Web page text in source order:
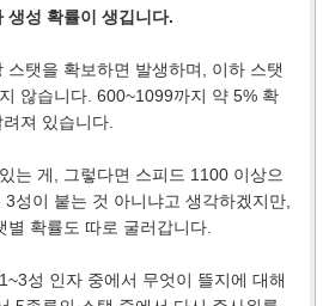
성 확률이 생깁니다.
탯을 확보하면 발생하며, 이하 스탯
않습니다. 600~1099까지 약 5% 확
져 있습니다.
는 게, 그렇다면 스피드 1100 이상으
성이 붙는 것 아니냐고 생각하겠지만,
확률도 따로 굴러갑니다.
성 인자 중에서 무엇이 뜰지에 대해